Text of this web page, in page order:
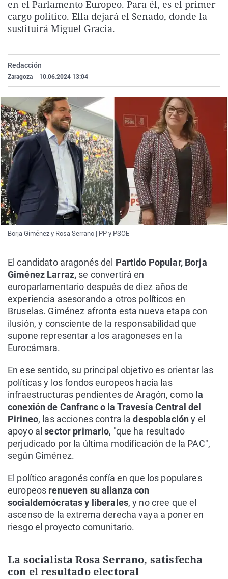
La rosa de los vientos
Caso
Extremadura
Virales
en el Parlamento Europeo. Para él, es el primer
cargo político. Ella dejará el Senado, donde la
sustituirá Miguel Gracia.
Redacción
Zaragoza 10.06.2024 13:04
Borja Giménez y Rosa Serrano | PP y PSOE
El candidato aragonés del Partido Popular, Borja
Giménez Larraz, se convertirá en
europarlamentario después de diez años de
experiencia asesorando a otros políticos en
Bruselas. Giménez afronta esta nueva etapa con
ilusión, y consciente de la responsabilidad que
supone representar a los aragoneses en la
Eurocámara.
En ese sentido, su principal objetivo es orientar las
políticas y los fondos europeos hacia las
infraestructuras pendientes de Aragón, como la
conexión de Canfranc o la Travesía Central del
Pirineo, las acciones contra ladespoblacióny el
apoyo alsector primario, "que ha resultado
perjudicado por la última modificación de la PAC",
según Giménez.
El político aragonés confía en que los populares
europeos renueven su alianza con
socialdemócratas y liberales, y no cree que el
ascenso de la extrema derecha vaya a poner en
riesgo el proyecto comunitario.
La socialista Rosa Serrano, satisfecha
con el resultado electoral